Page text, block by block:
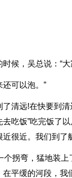
候，吴总说：“
可以泡。”
清远!在快要到
吃饭”吃完饭了
很近。我们到了
拐弯，猛地装
平缓的河段，